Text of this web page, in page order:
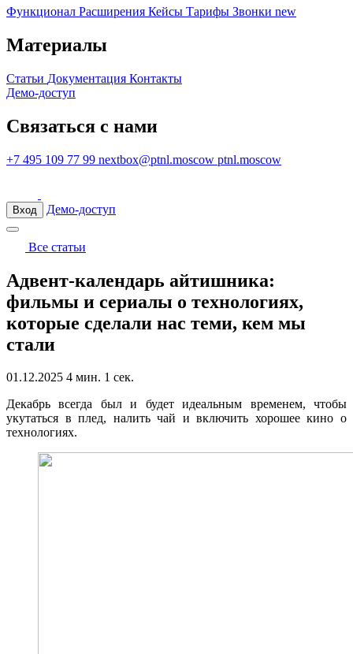
Функционал Расширения Кейсы Тарифы Звонки new
Материалы
Статьи Документация Контакты
Демо-доступ
Связаться с нами
+7 495 109 77 99 nextbox@ptnl.moscow ptnl.moscow
Вход Демо-доступ
Все статьи
Адвент-календарь айтишника:
фильмы и сериалы о технологиях,
которые сделали нас теми, кем мы
стали
01.12.2025 4 мин. 1 сек.
Декабрь всегда был и будет идеальным временем, чтобы
укутаться в плед, налить чай и включить хорошее кино о
технологиях.